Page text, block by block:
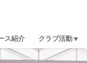
ス紹介 クラブ活動